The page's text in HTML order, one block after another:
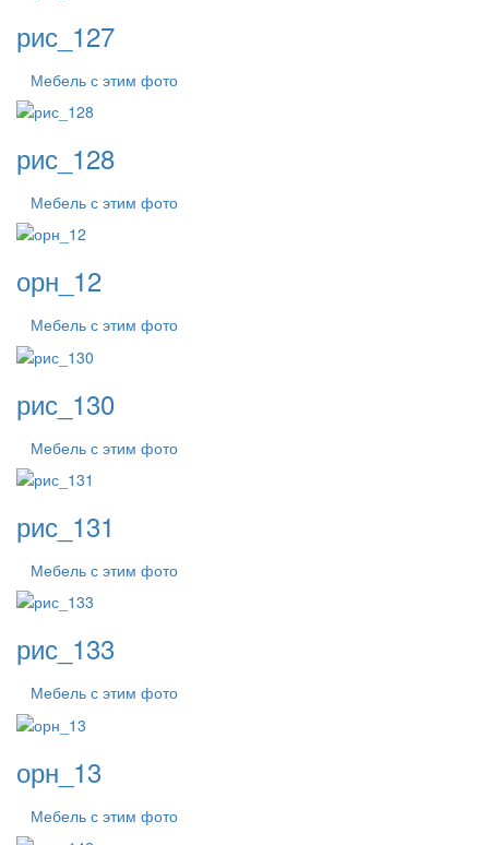
рис_127
Мебель с этим фото
рис_128
Мебель с этим фото
орн_12
Мебель с этим фото
рис_130
Мебель с этим фото
рис_131
Мебель с этим фото
рис_133
Мебель с этим фото
орн_13
Мебель с этим фото